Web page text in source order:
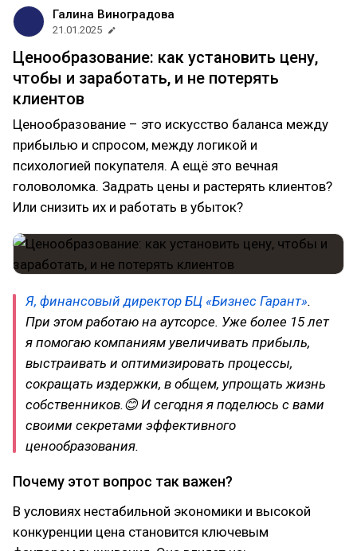
Галина Виноградова
21.01.2025
Ценообразование: как установить цену,
чтобы и заработать, и не потерять
клиентов
Ценообразование – это искусство баланса между
прибылью и спросом, между логикой и
психологией покупателя. А ещё это вечная
головоломка. Задрать цены и растерять клиентов?
Или снизить их и работать в убыток?
Я, финансовый директор БЦ «Бизнес Гарант».
При этом работаю на аутсорсе. Уже более 15 лет
я помогаю компаниям увеличивать прибыль,
выстраивать и оптимизировать процессы,
сокращать издержки, в общем, упрощать жизнь
собственников.😊 И сегодня я поделюсь с вами
своими секретами эффективного
ценообразования.
Почему этот вопрос так важен?
В условиях нестабильной экономики и высокой
конкуренции цена становится ключевым